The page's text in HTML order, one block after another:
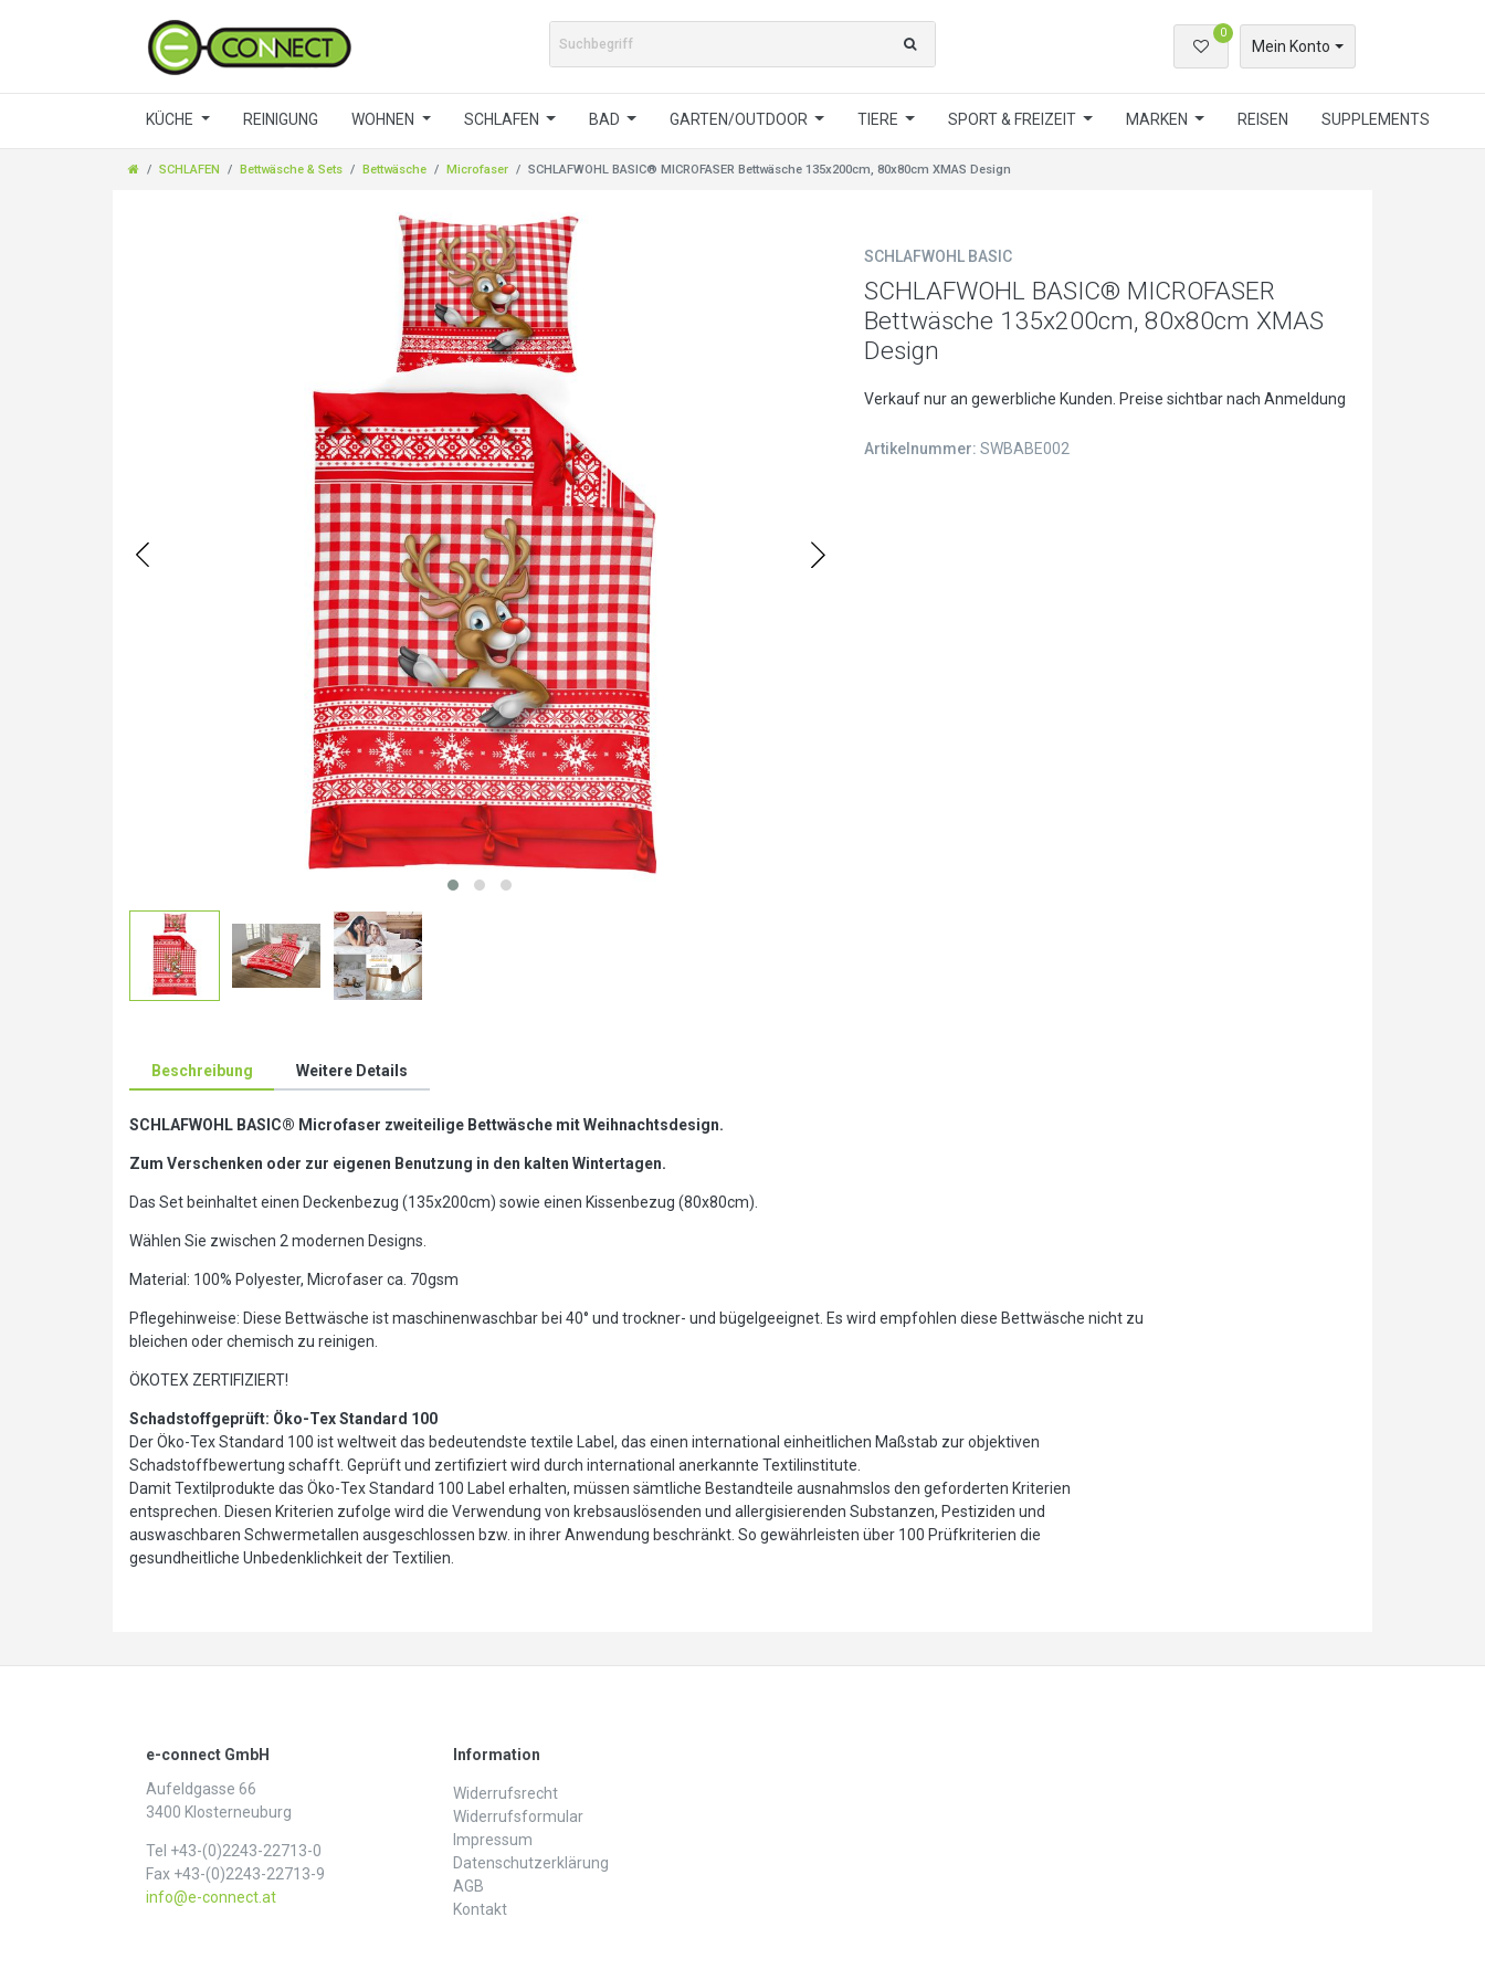
0
Mein Konto
KÜCHE REINIGUNG WOHNEN SCHLAFEN BAD GARTEN/OUTDOOR TIERE SPORT & FREIZEIT MARKEN REISEN SUPPLEMENTS
SCHLAFEN Bettwäsche & Sets Bettwäsche Microfaser SCHLAFWOHL BASIC® MICROFASER Bettwäsche 135x200cm, 80x80cm XMAS Design
SCHLAFWOHL BASIC
SCHLAFWOHL BASIC® MICROFASER
Bettwäsche 135x200cm, 80x80cm XMAS
Design
Verkauf nur an gewerbliche Kunden. Preise sichtbar nach Anmeldung
Artikelnummer: SWBABE002
Beschreibung Weitere Details
SCHLAFWOHL BASIC® Microfaser zweiteilige Bettwäsche mit Weihnachtsdesign.
Zum Verschenken oder zur eigenen Benutzung in den kalten Wintertagen.
Das Set beinhaltet einen Deckenbezug (135x200cm) sowie einen Kissenbezug (80x80cm).
Wählen Sie zwischen 2 modernen Designs.
Material: 100% Polyester, Microfaser ca. 70gsm
Pflegehinweise: Diese Bettwäsche ist maschinenwaschbar bei 40° und trockner- und bügelgeeignet. Es wird empfohlen diese Bettwäsche nicht zu
bleichen oder chemisch zu reinigen.
ÖKOTEX ZERTIFIZIERT!
Schadstoffgeprüft: Öko-Tex Standard 100
Der Öko-Tex Standard 100 ist weltweit das bedeutendste textile Label, das einen international einheitlichen Maßstab zur objektiven
Schadstoffbewertung schafft. Geprüft und zertifiziert wird durch international anerkannte Textilinstitute.
Damit Textilprodukte das Öko-Tex Standard 100 Label erhalten, müssen sämtliche Bestandteile ausnahmslos den geforderten Kriterien
entsprechen. Diesen Kriterien zufolge wird die Verwendung von krebsauslösenden und allergisierenden Substanzen, Pestiziden und
auswaschbaren Schwermetallen ausgeschlossen bzw. in ihrer Anwendung beschränkt. So gewährleisten über 100 Prüfkriterien die
gesundheitliche Unbedenklichkeit der Textilien.
e-connect GmbH
Aufeldgasse 66
3400 Klosterneuburg
Tel +43-(0)2243-22713-0
Fax +43-(0)2243-22713-9
info@e-connect.at
Information
Widerrufs­recht
Widerrufs­formular
Impressum
Daten­schutz­erklärung
AGB
Kontakt